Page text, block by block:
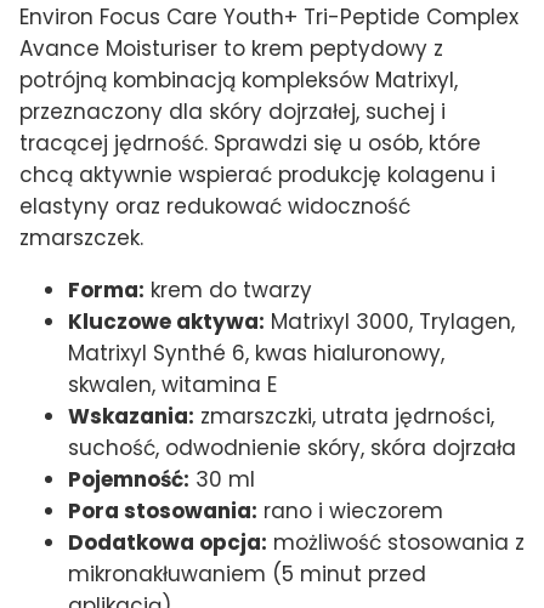
Environ Focus Care Youth+ Tri-Peptide Complex
Avance Moisturiser to krem peptydowy z
potrójną kombinacją kompleksów Matrixyl,
przeznaczony dla skóry dojrzałej, suchej i
tracącej jędrność. Sprawdzi się u osób, które
chcą aktywnie wspierać produkcję kolagenu i
elastyny oraz redukować widoczność
zmarszczek.
Forma: krem do twarzy
Kluczowe aktywa: Matrixyl 3000, Trylagen,
Matrixyl Synthé 6, kwas hialuronowy,
skwalen, witamina E
Wskazania: zmarszczki, utrata jędrności,
suchość, odwodnienie skóry, skóra dojrzała
Pojemność: 30 ml
Pora stosowania: rano i wieczorem
Dodatkowa opcja: możliwość stosowania z
mikronakłuwaniem (5 minut przed